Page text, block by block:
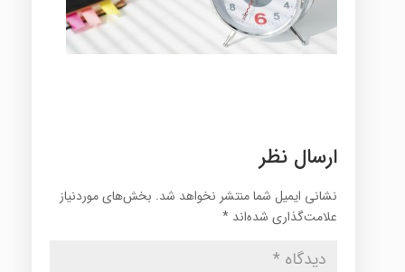
ارسال نظر
نشانی ایمیل شما منتشر نخواهد شد. بخش‌های موردنیاز
علامت‌گذاری شده‌اند *